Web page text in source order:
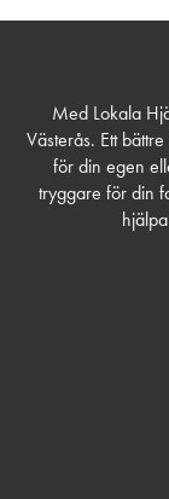
Med Lokala
Västerås. Ett
för din egen
tryggare för din